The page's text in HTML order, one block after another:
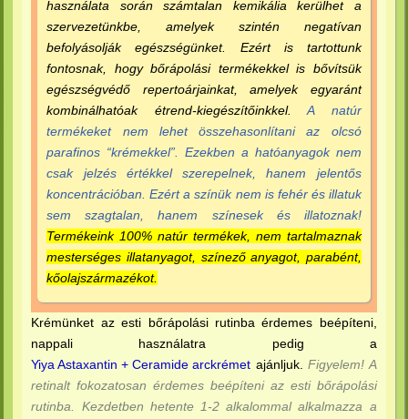
használata során számtalan kemikália kerülhet a
szervezetünkbe, amelyek szintén negatívan
befolyásolják egészségünket. Ezért is tartottunk
fontosnak, hogy bőrápolási termékekkel is bővítsük
egészségvédő repertoárjainkat, amelyek egyaránt
kombinálhatóak étrend-kiegészítőinkkel.A natúr
termékeket nem lehet összehasonlítani az olcsó
parafinos “krémekkel”. Ezekben a hatóanyagok nem
csak jelzés értékkel szerepelnek, hanem jelentős
koncentrációban. Ezért a színük nem is fehér és illatuk
sem szagtalan, hanem színesek és illatoznak!
Termékeink 100% natúr termékek, nem tartalmaznak
mesterséges illatanyagot, színező anyagot, parabént,
kőolajszármazékot.
Krémünket az esti bőrápolási rutinba érdemes beépíteni,
nappali használatra pedig a
Yiya Astaxantin + Ceramide arckrémet ajánljuk.Figyelem! A
retinalt fokozatosan érdemes beépíteni az esti bőrápolási
rutinba. Kezdetben hetente 1-2 alkalommal alkalmazza a